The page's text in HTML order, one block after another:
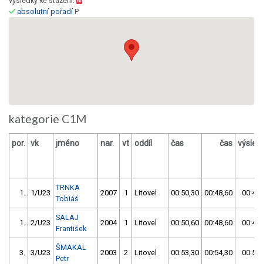
absolutní pořadíP
kategorie C1M
por. vk jméno nar. vt oddíl čas čas
1. 1/U23
TRNKA
Tobiáš
2007 1 Litovel 00:50,30 00:48,60
1. 2/U23
SALAJ
František
2004 1 Litovel 00:50,60 00:48,60
3. 3/U23
ŠMAKAL
Petr
2003 2 Litovel 00:53,30 00:54,30